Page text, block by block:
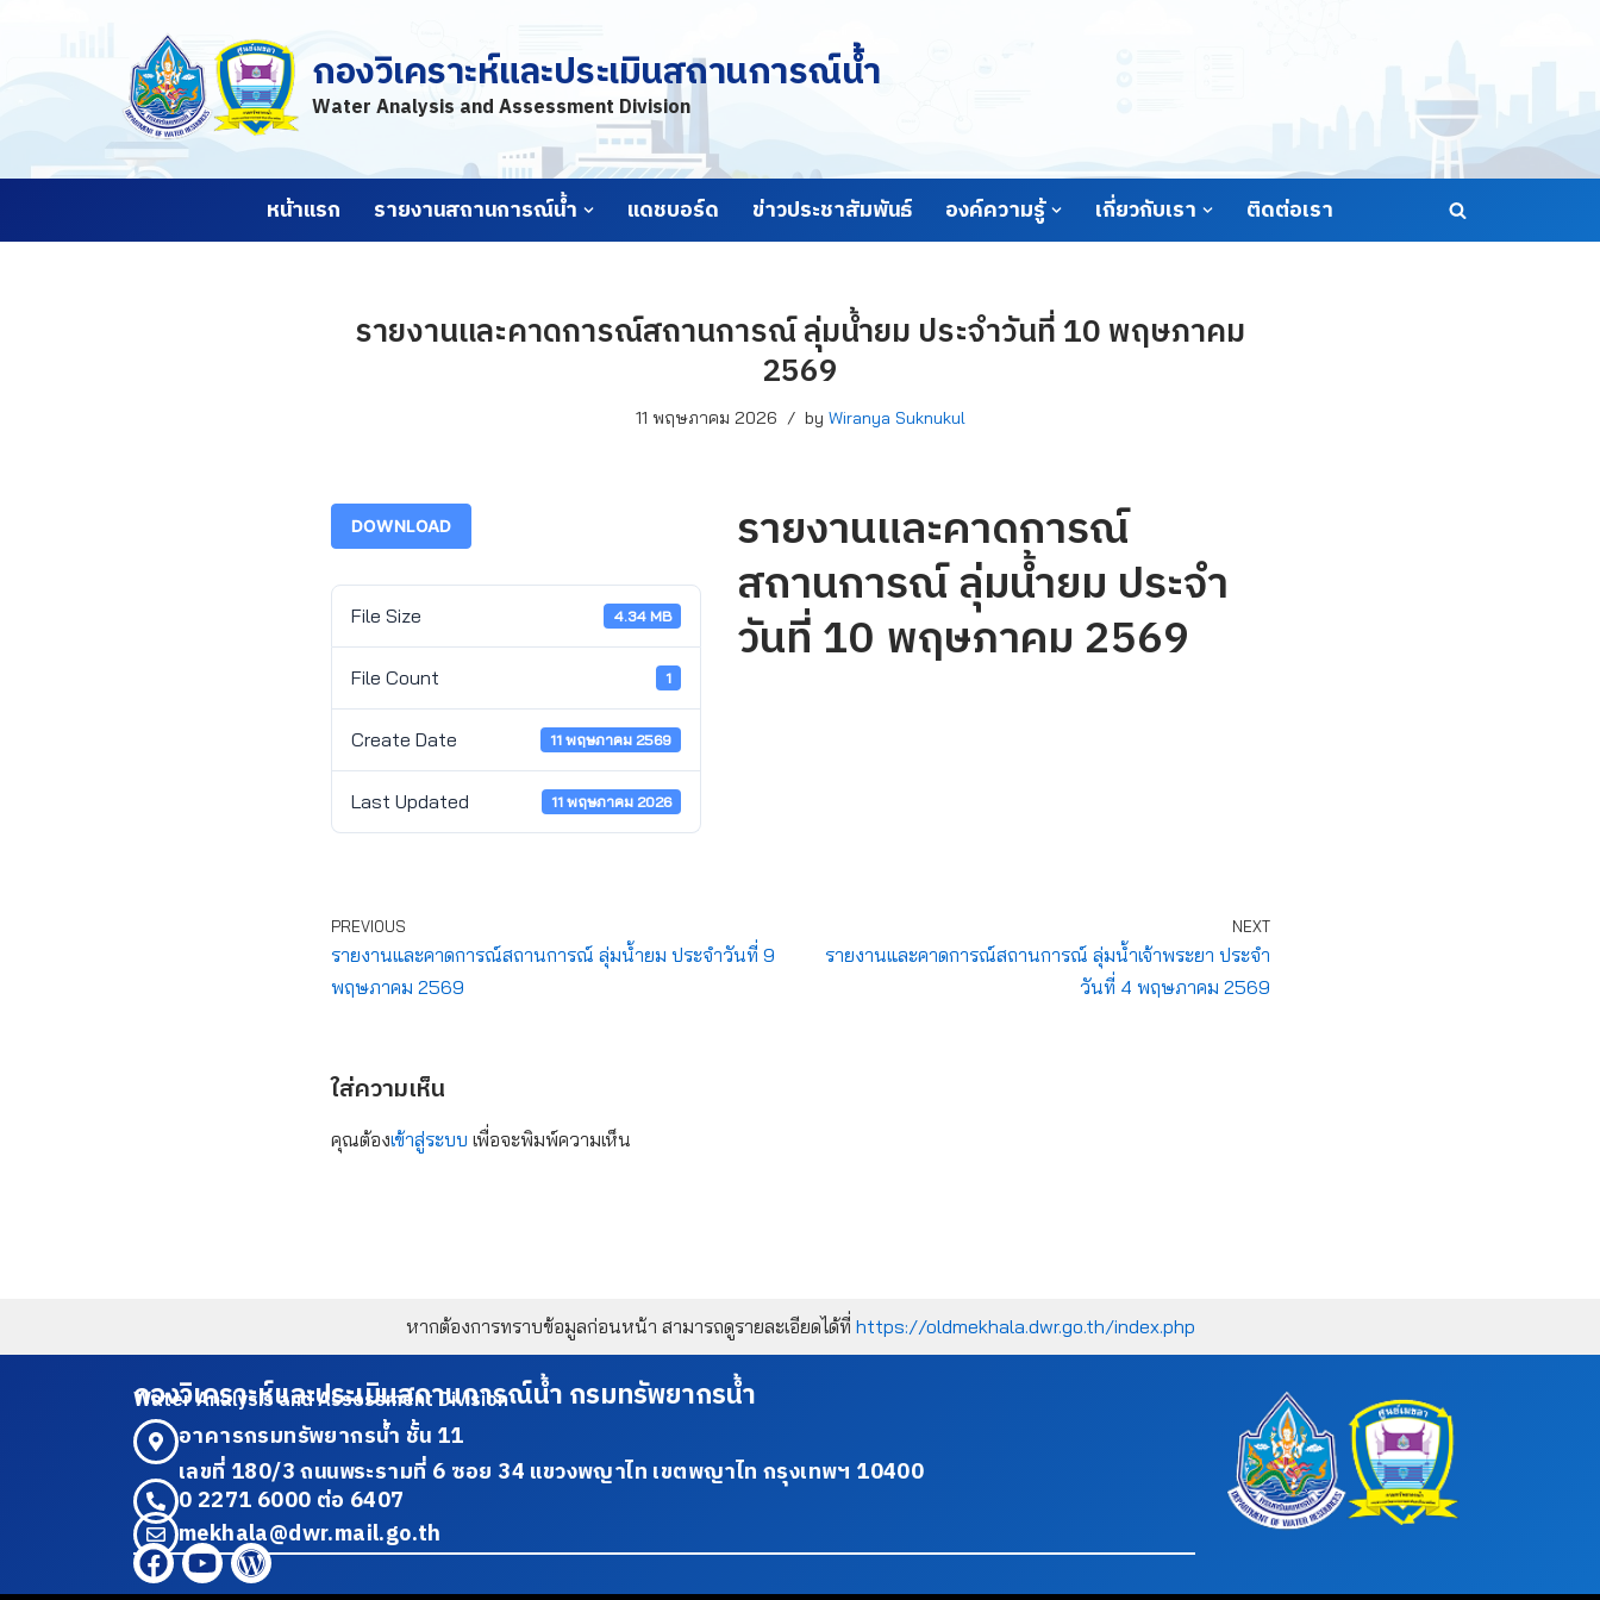
กองวิเคราะห์และประเมินสถานการณ์น้ำ
Water Analysis and Assessment Division
หน้าแรก รายงานสถานการณ์น้ำ แดชบอร์ด ข่าวประชาสัมพันธ์ องค์ความรู้ เกี่ยวกับเรา ติดต่อเรา
รายงานและคาดการณ์สถานการณ์ ลุ่มน้ำยม ประจำวันที่ 10 พฤษภาคม
2569
11 พฤษภาคม 2026 by Wiranya Suknukul
DOWNLOAD
File Size 4.34 MB
File Count 1
Create Date 11 พฤษภาคม 2569
Last Updated 11 พฤษภาคม 2026
รายงานและคาดการณ์
สถานการณ์ ลุ่มน้ำยม ประจำ
วันที่ 10 พฤษภาคม 2569
PREVIOUS
รายงานและคาดการณ์สถานการณ์ ลุ่มน้ำยม ประจำวันที่ 9
พฤษภาคม 2569
NEXT
รายงานและคาดการณ์สถานการณ์ ลุ่มน้ำเจ้าพระยา ประจำ
วันที่ 4 พฤษภาคม 2569
ใส่ความเห็น
คุณต้องเข้าสู่ระบบ เพื่อจะพิมพ์ความเห็น
หากต้องการทราบข้อมูลก่อนหน้า สามารถดูรายละเอียดได้ที่ https://oldmekhala.dwr.go.th/index.php
กองวิเคราะห์และประเมินสถานการณ์น้ำ กรมทรัพยากรน้ำ
Water Analysis and Assessment Division
อาคารกรมทรัพยากรน้ำ ชั้น 11
เลขที่ 180/3 ถนนพระรามที่ 6 ซอย 34 แขวงพญาไท เขตพญาไท กรุงเทพฯ 10400
0 2271 6000 ต่อ 6407
mekhala@dwr.mail.go.th